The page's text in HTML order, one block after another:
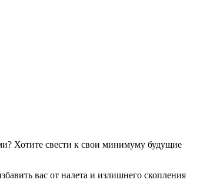
Хотите свести к свои минимуму будущие
вас от налета и излишнего скопления